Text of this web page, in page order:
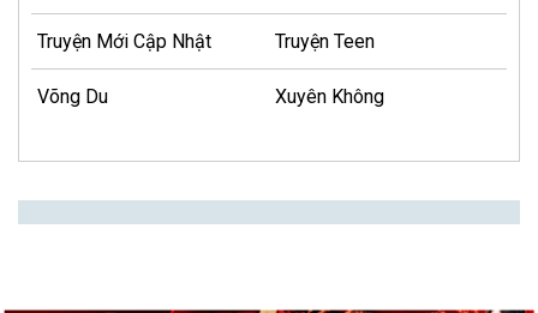
Truyện Mới Cập Nhật Truyện Teen
Võng Du Xuyên Không